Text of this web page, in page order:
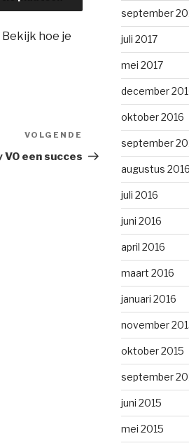
Bekijk hoe je
bericht
VOLGENDE
een succes
september
juli 2017
mei 2017
december
oktober 2016
september
augustus 2016
juli 2016
juni 2016
april 2016
maart 2016
januari 2016
november
oktober 2015
september
juni 2015
mei 2015